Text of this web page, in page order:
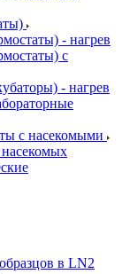
- нагрев
с
- нагрев
с насекомыми
в LN2